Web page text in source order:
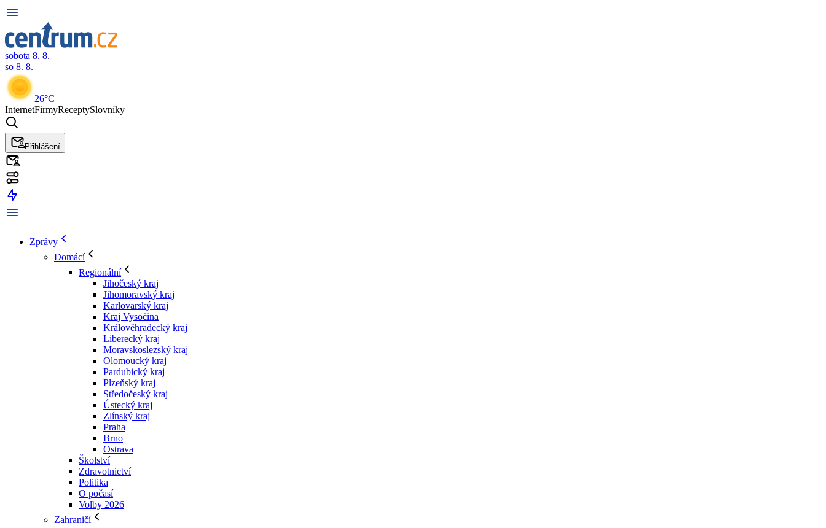
sobota 8. 8.
so 8. 8.
26°C
InternetFirmyReceptySlovníky
Přihlášení
Zprávy
Domácí
Regionální
Jihočeský kraj
Jihomoravský kraj
Karlovarský kraj
Kraj Vysočina
Králověhradecký kraj
Liberecký kraj
Moravskoslezský kraj
Olomoucký kraj
Pardubický kraj
Plzeňský kraj
Středočeský kraj
Ústecký kraj
Zlínský kraj
Praha
Brno
Ostrava
Školství
Zdravotnictví
Politika
O počasí
Volby 2026
Zahraničí